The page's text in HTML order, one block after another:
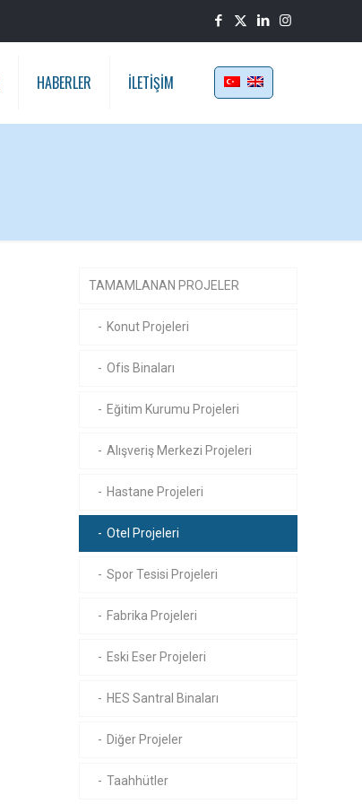
HABERLER İLETİŞİM
TAMAMLANAN PROJELER
Konut Projeleri
Ofis Binaları
Eğitim Kurumu Projeleri
Alışveriş Merkezi Projeleri
Hastane Projeleri
Otel Projeleri
Spor Tesisi Projeleri
Fabrika Projeleri
Eski Eser Projeleri
HES Santral Binaları
Diğer Projeler
Taahhütler